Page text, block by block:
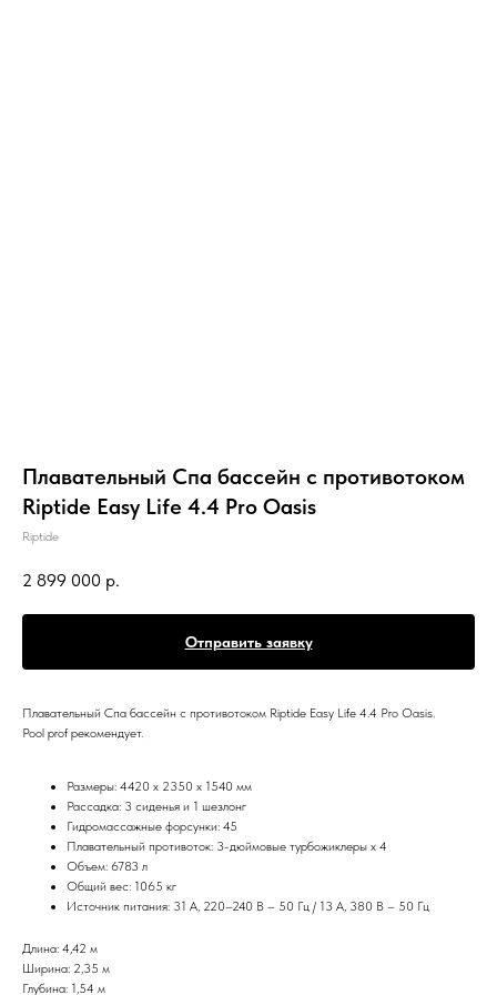
Плавательный Спа бассейн с противотоком
Riptide Easy Life 4.4 Pro Oasis
Riptide
2 899 000 р.
Отправить заявку
Плавательный Спа бассейн с противотоком Riptide Easy Life 4.4 Pro Oasis.
Pool prof рекомендует.
Размеры: 4420 х 2350 х 1540 мм
Рассадка: 3 сиденья и 1 шезлонг
Гидромассажные форсунки: 45
Плавательный противоток: 3-дюймовые турбожиклеры x 4
Объем: 6783 л
Общий вес: 1065 кг
Источник питания: 31 А, 220–240 В – 50 Гц / 13 А, 380 В – 50 Гц
Длина: 4,42 м
Ширина: 2,35 м
Глубина: 1,54 м